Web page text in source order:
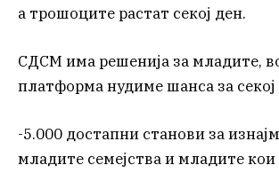
а трошоците растат секој ден.
СДСМ има решенија за младите,
платформа нудиме шанса за
-5.000 достапни станови за
младите семејства и младите кои